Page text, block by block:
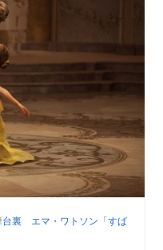
台裏 エマ・ワトソン「すば